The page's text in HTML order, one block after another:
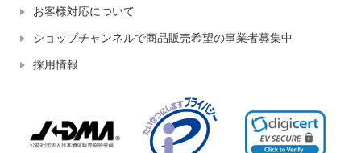
お客様対応について
ショップチャンネルで商品販売希望の事業者募集中
採用情報